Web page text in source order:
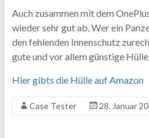
Auch zusammen mit dem
wieder sehr gut ab. Wer ein
den fehlenden Innenschutz
gute und vor allem günstige
Hier gibts die Hülle auf Amazon
Case Tester 28. Januar